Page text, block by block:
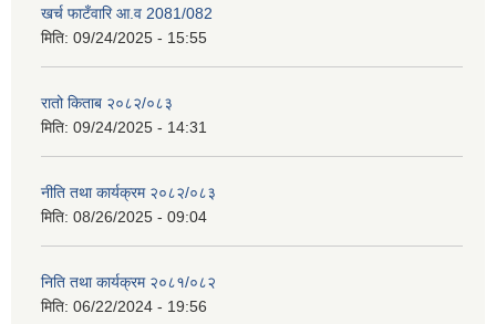
खर्च फाटँवारि आ.व 2081/082
मिति: 09/24/2025 - 15:55
रातो किताब २०८२/०८३
मिति: 09/24/2025 - 14:31
नीति तथा कार्यक्रम २०८२/०८३
मिति: 08/26/2025 - 09:04
निति तथा कार्यक्रम २०८१/०८२
मिति: 06/22/2024 - 19:56